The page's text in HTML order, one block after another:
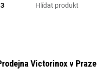
Hlídat produkt
Victorinox v Praze